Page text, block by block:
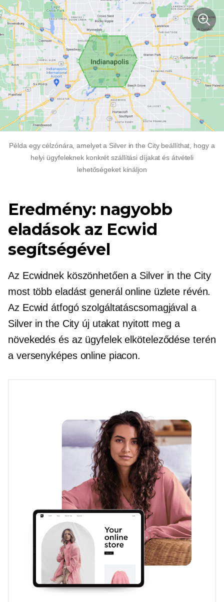
Példa egy célzónára, amelyet a Silver in the City beállíthat, hogy a
helyi ügyfeleknek konkrét szállítási díjakat és átvételi
lehetőségeket kínáljon
Eredmény: nagyobb
eladások az Ecwid
segítségével
Az Ecwidnek köszönhetően a Silver in the City
most több eladást generál online üzlete révén.
Az Ecwid átfogó szolgáltatáscsomagjával a
Silver in the City új utakat nyitott meg a
növekedés és az ügyfelek elköteleződése terén
a versenyképes online piacon.